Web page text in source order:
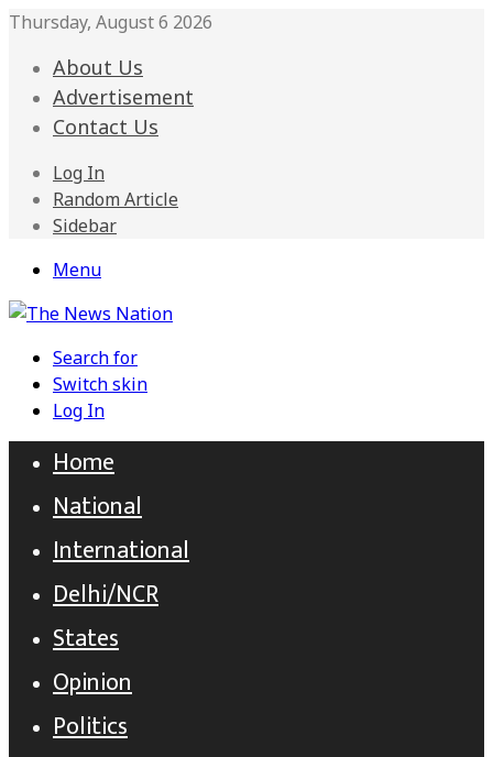
Thursday, August 6 2026
About Us
Advertisement
Contact Us
Log In
Random Article
Sidebar
Menu
Search for
Switch skin
Log In
Home
National
International
Delhi/NCR
States
Opinion
Politics